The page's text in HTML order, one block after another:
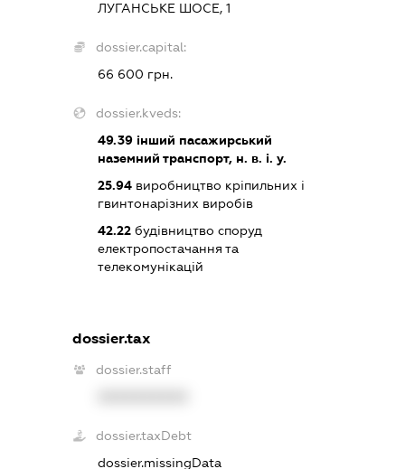
ЛУГАНСЬКЕ ШОСЕ, 1
dossier.capital:
66 600 грн.
dossier.kveds:
49.39 інший пасажирський
наземний транспорт, н. в. і. у.
25.94 виробництво кріпильних і
гвинтонарізних виробів
42.22 будівництво споруд
електропостачання та
телекомунікацій
dossier.tax
dossier.staff
dossier.taxDebt
dossier.missingData